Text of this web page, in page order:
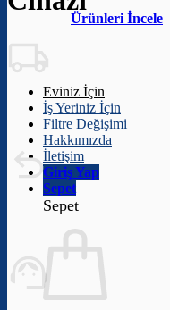
Ürünleri İncele
Eviniz İçin
İş Yeriniz İçin
Filtre Değişimi
Hakkımızda
İletişim
Giriş Yap
Sepet
Sepet